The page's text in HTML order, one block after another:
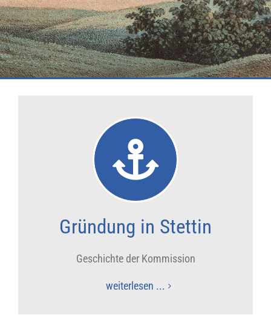
Gründung in Stettin
Geschichte der Kommission
weiterlesen ...